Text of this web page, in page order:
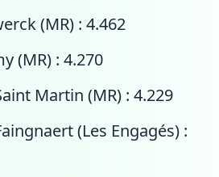
(MR) : 4.462
(MR) : 4.270
Martin (MR) : 4.229
(Les Engagés) :